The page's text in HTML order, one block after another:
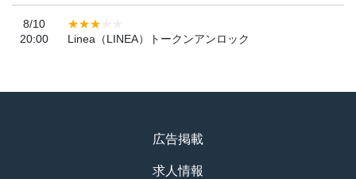
8/10
20:00
Linea（LINEA）トークンアンロック
広告掲載
求人情報